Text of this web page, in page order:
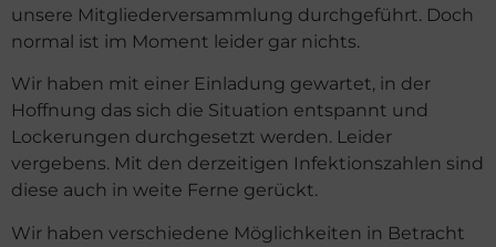
unsere Mitgliederversammlung durchgeführt. Doch
normal ist im Moment leider gar nichts.
Wir haben mit einer Einladung gewartet, in der
Hoffnung das sich die Situation entspannt und
Lockerungen durchgesetzt werden. Leider
vergebens. Mit den derzeitigen Infektionszahlen sind
diese auch in weite Ferne gerückt.
Wir haben verschiedene Möglichkeiten in Betracht